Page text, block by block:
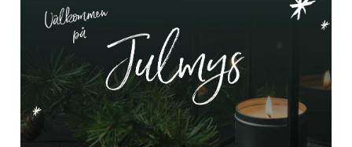
Kontakt
In English